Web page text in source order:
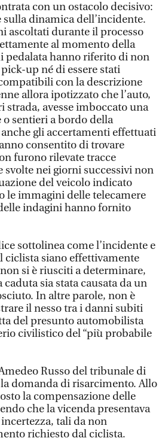
con un ostacolo decisivo:
sulla dinamica dell’incidente.
ascoltati durante il processo
al momento della
pedalata hanno riferito di non
up né di essere stati
con la descrizione
allora ipotizzato che l’auto,
avesse imboccato una
sentieri a bordo della
gli accertamenti effettuati
consentito di trovare
furono rilevate tracce
svolte nei giorni successivi non
del veicolo indicato
le immagini delle telecamere
indagini hanno fornito
sottolinea come l’incidente e
ciclista siano effettivamente
si è riusciti a determinare,
caduta sia stata causata da un
In altre parole, non è
il nesso tra i danni subiti
del presunto automobilista
civilistico del “più probabile
Russo del tribunale di
domanda di risarcimento. Allo
la compensazione delle
che la vicenda presentava
tali da non
richiesto dal ciclista.